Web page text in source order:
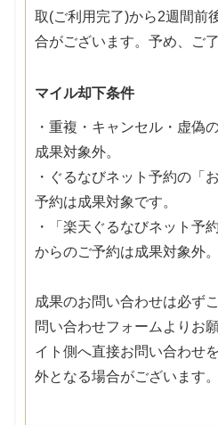
取(ご利用完了)から2週間前
合がございます。予め、ご
マイル却下条件
・重複・キャンセル・虚偽
成果対象外。
・ぐるなびネット予約の「
予約は成果対象です。
・「楽天ぐるなびネット予
からのご予約は成果対象外。
成果のお問い合わせは必ず
問い合わせフォームよりお
イト側へ直接お問い合わせ
外となる場合がございます。